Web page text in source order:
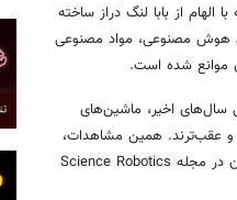
از بابا لنگ دراز ساخته
هوش مصنوعی، مواد مصنوعی
موانع شده است.
اخیر، ماشین‌های
و عقب‌ترند. همین مشاهدات،
عملا زیربنای مطالعات جدیدی شده که توسط گروهی از محققان انجام شده و نتایج آن در مجله Science Robotics